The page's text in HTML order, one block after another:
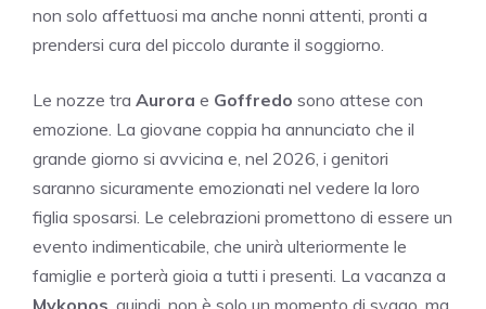
non solo affettuosi ma anche nonni attenti, pronti a
prendersi cura del piccolo durante il soggiorno.
Le nozze tra Aurora e Goffredo sono attese con
emozione. La giovane coppia ha annunciato che il
grande giorno si avvicina e, nel 2026, i genitori
saranno sicuramente emozionati nel vedere la loro
figlia sposarsi. Le celebrazioni promettono di essere un
evento indimenticabile, che unirà ulteriormente le
famiglie e porterà gioia a tutti i presenti. La vacanza a